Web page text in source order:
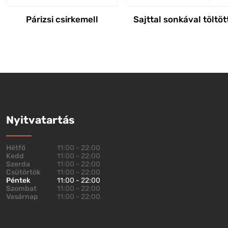
Párizsi csirkemell Sajttal sonkával
Nyitvatartás
Hétfő
11:00 - 22:00
Kedd
11:00 - 22:00
Szerda
11:00 - 22:00
Csütörtök
11:00 - 22:00
Péntek
11:00 - 22:00
Szombat
11:00 - 22:00
Vasárnap
11:00 - 22:00